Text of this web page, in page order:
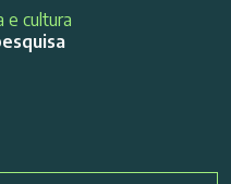
e cultura